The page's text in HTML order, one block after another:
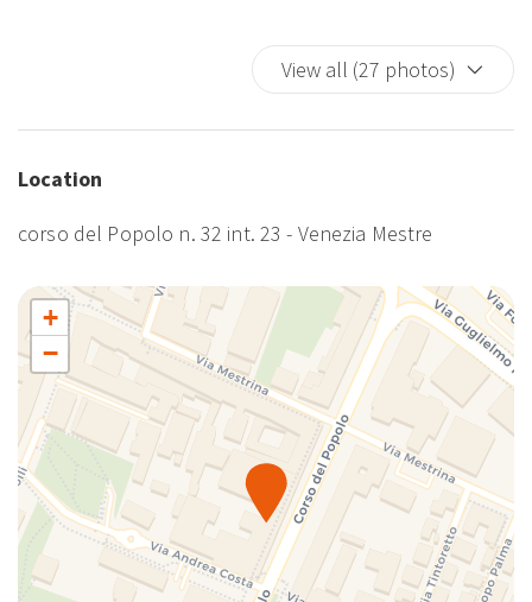
View all (27 photos)
Location
corso del Popolo n. 32 int. 23 - Venezia Mestre
+
−